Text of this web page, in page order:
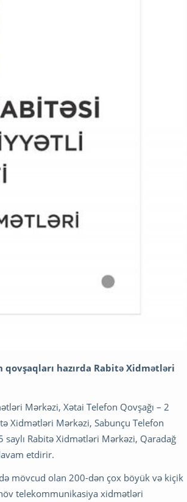
hazırda Rabitə Xidmətləri
Mərkəzi, Xətai Telefon Qovşağı – 2
Xidmətləri Mərkəzi, Sabunçu Telefon
saylı Rabitə Xidmətləri Mərkəzi, Qaradağ
etdirir.
mövcud olan 200-dən çox böyük və kiçik
telekommunikasiya xidmətləri